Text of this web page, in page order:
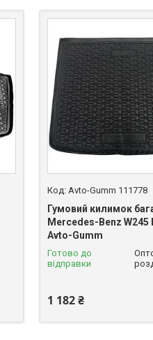
Avto-Gumm 111778
Гумовий килимок
Mercedes-Benz W245
Avto-Gumm
Готово до
відправки
1 182 ₴